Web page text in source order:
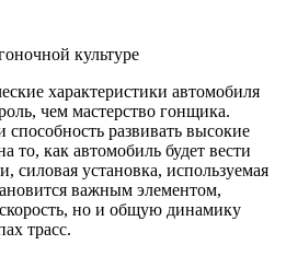
характеристики автомобиля
чем мастерство гонщика.
развивать высокие
то, как автомобиль будет вести
силовая установка, используемая
важным элементом,
но и общую динамику
трасс.